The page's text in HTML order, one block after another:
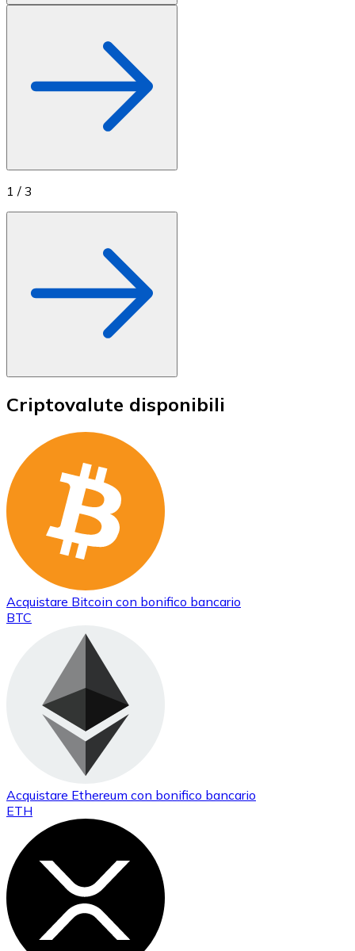
1 / 3
Criptovalute disponibili
Acquistare Bitcoin con bonifico bancario
BTC
Acquistare Ethereum con bonifico bancario
ETH